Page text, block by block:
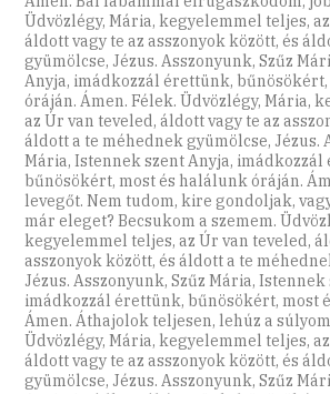
Üdvözlégy, Mária, kegyelemmel teljes,
áldott vagy te az asszonyok között, és
gyümölcse, Jézus. Asszonyunk, Szűz
Anyja, imádkozzál érettünk,
óráján. Ámen. Félek. Üdvözlégy, Mária,
az Úr van teveled, áldott vagy te az
áldott a te méhednek gyümölcse, Jézus.
Mária, Istennek szent Anyja, imádkozzál
bűnösökért, most és halálunk óráján.
levegőt. Nem tudom, kire gondoljak,
már eleget? Becsukom a szemem.
kegyelemmel teljes, az Úr van teveled,
asszonyok között, és áldott a te
Jézus. Asszonyunk, Szűz Mária, Istennek
imádkozzál érettünk, bűnösökért, most
Ámen. Áthajolok teljesen, lehúz a
Üdvözlégy, Mária, kegyelemmel teljes,
áldott vagy te az asszonyok között, és
gyümölcse, Jézus. Asszonyunk, Szűz